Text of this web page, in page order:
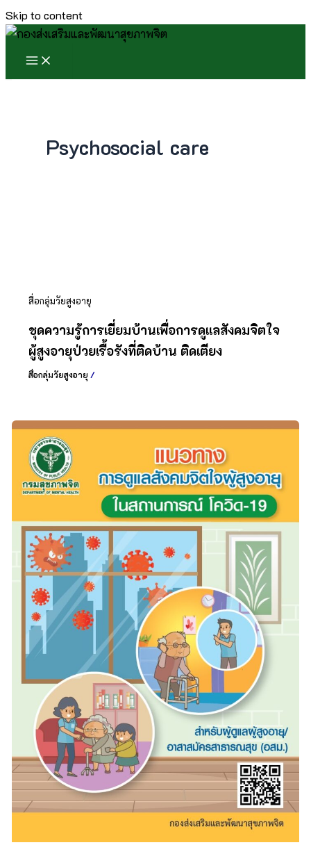
Skip to content
Psychosocial care
สื่อกลุ่มวัยสูงอายุ
ชุดความรู้การเยี่ยมบ้านเพื่อการดูแลสังคมจิตใจ
ผู้สูงอายุป่วยเรื้อรังที่ติดบ้าน ติดเตียง
สื่อกลุ่มวัยสูงอายุ /